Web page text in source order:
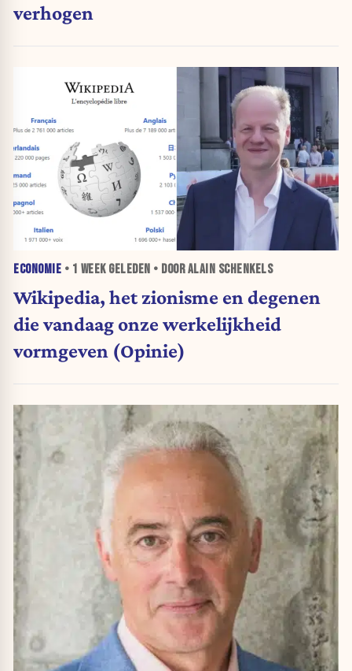
verhogen
ECONOMIE • 1 WEEKGELEDEN • DOOR ALAIN SCHENKELS
Wikipedia, het zionisme en degenen
die vandaag onze werkelijkheid
vormgeven (Opinie)